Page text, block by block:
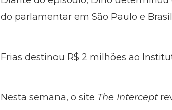
do parlamentar em São Paulo e
Frias destinou R$ 2 milhões ao
Nesta semana, o site The Intercept